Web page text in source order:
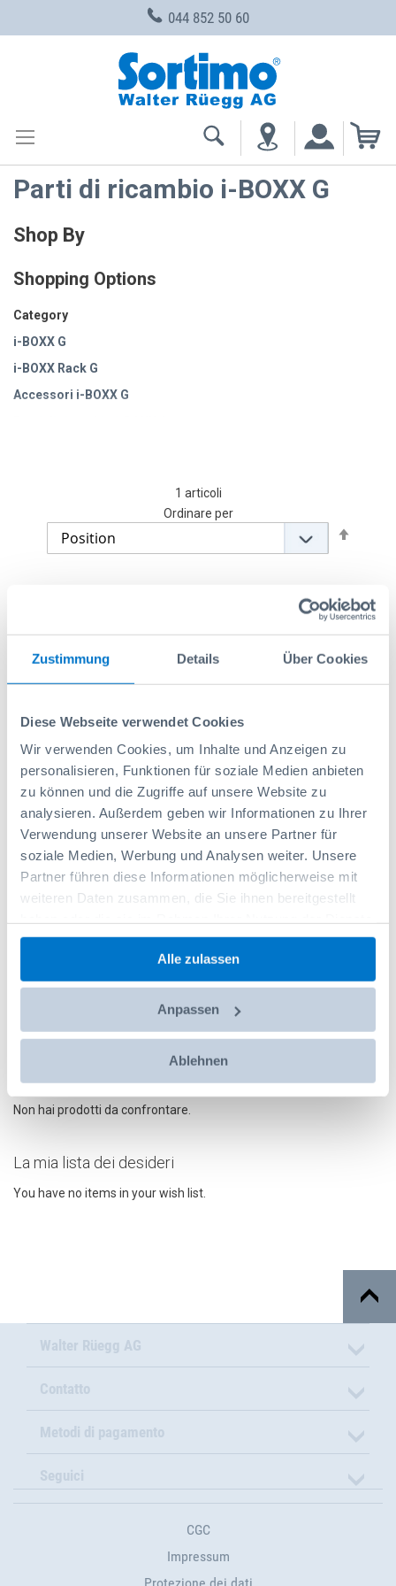
Zustimmung Details Über Cookies
Diese Webseite verwendet Cookies
Wir verwenden Cookies, um Inhalte und Anzeigen zu
personalisieren, Funktionen für soziale Medien anbieten
zu können und die Zugriffe auf unsere Website zu
analysieren. Außerdem geben wir Informationen zu Ihrer
Verwendung unserer Website an unsere Partner für
soziale Medien, Werbung und Analysen weiter. Unsere
Partner führen diese Informationen möglicherweise mit
weiteren Daten zusammen, die Sie ihnen bereitgestellt
gesammelt haben.
Alle zulassen
Anpassen
Ablehnen
044 852 50 60
Parti di ricambio i-BOXX G
1 articoli
Ordinare per
PR aggancio+molla 1pz, blu
Codice prodotto: 6000000629 6,75 CHF
Shop By
Shopping Options
Category
i-BOXX G
i-BOXX Rack G
Accessori i-BOXX G
Confronta prodotti
Non hai prodotti da confrontare.
La mia lista dei desideri
You have no items in your wish list.
Walter Rüegg AG
Contatto
Metodi di pagamento
Seguici
CGC
Impressum